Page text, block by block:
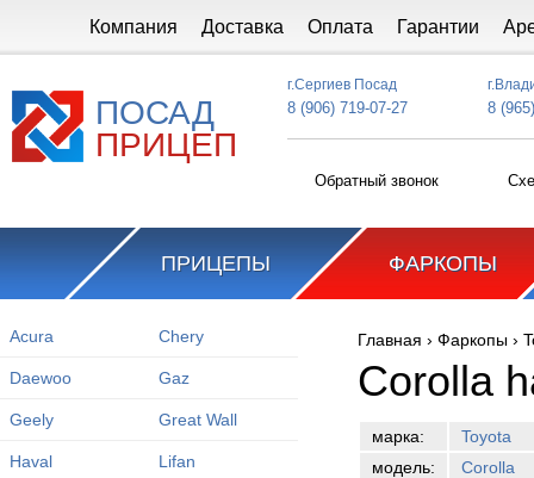
Компания Доставка Оплата Гарантии
ПОСАД
ПРИЦЕП
г.Сергиев Посад
8 (906) 719-07-27 8
Обратный звонок
ПРИЦЕПЫ ФАРКОПЫ
Acura Chery
Daewoo Gaz
Geely Great Wall
Haval Lifan
Вы здесь
Главная › Фаркопы ›
Corolla
марка:
Toyota
модель:
Corolla